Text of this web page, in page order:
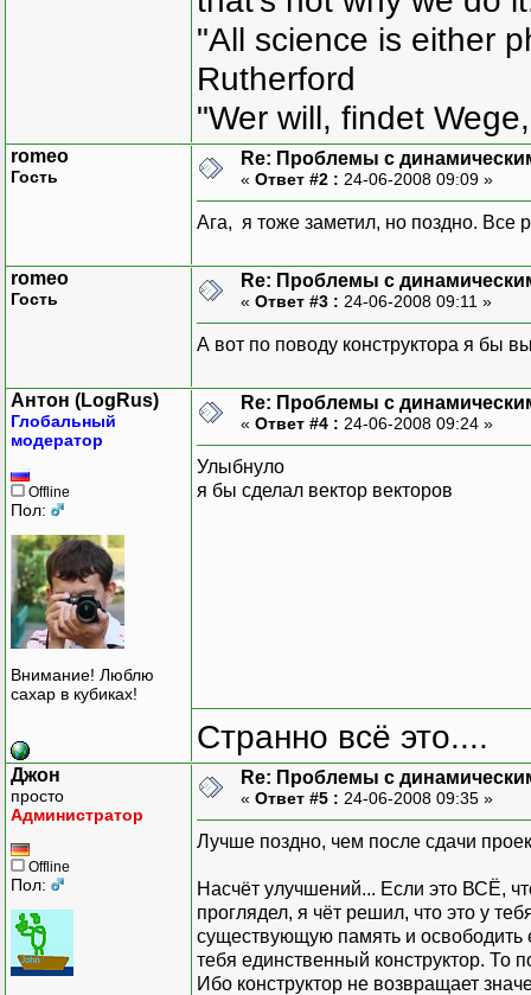
void
{
cout<<"Cromosome
for (int i=0;
{
for (int j=0;
cout<<" ";
}
};
{
int r=5, z=4;
Chromosome
}
"All science is either
Rutherford
"Wer will, findet
romeo
Гость
Re: Проблемы с
« Ответ #2 : 24-06-2008 09:09 »
Ага, я тоже заметил, но поздно. Все
romeo
Гость
Re: Проблемы с
« Ответ #3 : 24-06-2008 09:11 »
А вот по поводу конструктора я бы
Антон (LogRus)
Глобальный
модератор
Offline
Пол:
Внимание! Люблю
сахар в кубиках!
Re: Проблемы с
« Ответ #4 : 24-06-2008 09:24 »
Улыбнуло
я бы сделал вектор векторов
Странно всё это....
Джон
просто
Администратор
Offline
Пол:
Re: Проблемы с
« Ответ #5 : 24-06-2008 09:35 »
Лучше поздно, чем после сдачи
Насчёт улучшений... Если это ВСЁ,
проглядел, я чёт решил, что это у
существующую память и освободить
тебя единственный конструктор. То
Ибо конструктор не возвращает